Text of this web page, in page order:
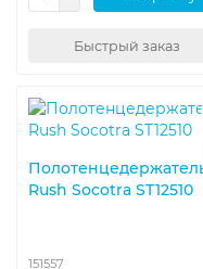
Быстрый заказ
Rush Socotra ST12510
151557